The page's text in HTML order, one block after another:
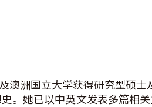
洲国立大学获得研究型硕士
。她已以中英文发表多篇相